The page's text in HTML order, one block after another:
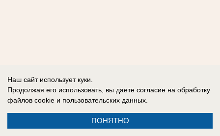
Наш сайт использует куки.
Продолжая его использовать, вы даете согласие на обработку
файлов cookie и пользовательских данных.
ПОНЯТНО